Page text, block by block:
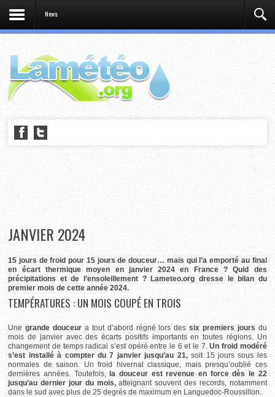
News
JANVIER 2024
15 jours de froid pour 15 jours de douceur… mais qui l’a emporté au final
en écart thermique moyen en janvier 2024 en France ? Quid des
précipitations et de l’ensoleillement ? Lameteo.org dresse le bilan du
premier mois de cette année 2024.
TEMPÉRATURES : UN MOIS COUPÉ EN TROIS
Une grande douceur a tout d’abord régné lors des six premiers jours du
mois de janvier avec des écarts positifs importants en toutes régions. Un
changement de temps radical s’est opéré entre le 6 et le 7. Un froid modéré
s’est installé à compter du 7 janvier jusqu’au 21, soit 15 jours sous les
normales de saison. Un froid hivernal classique, mais presqu’oublié ces
dernières années. Toutefois, la douceur est revenue en force dès le 22
jusqu’au dernier jour du mois, atteignant souvent des records, notamment
dans le sud avec plus de 25 degrés de maximum en Languedoc-Roussillon.